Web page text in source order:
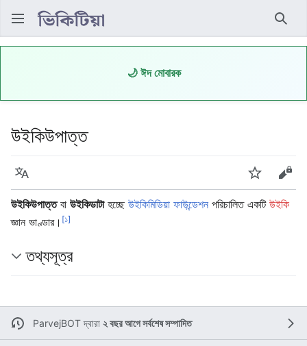
🌙 ঈদ মোবারক
উইকিউপাত্ত
ভাষা নজর রাখুনউৎস
উইকিউপাত্তবা উইকিডাটাহচ্ছে উইকিমিডিয়া ফাউন্ডেশন পরিচালিত একটি উইকি
জ্ঞান ভাণ্ডার। [১]
তথ্যসূত্র
ParvejBOTদ্বারা ২ বছর আগে সর্বশেষ সম্পাদিত